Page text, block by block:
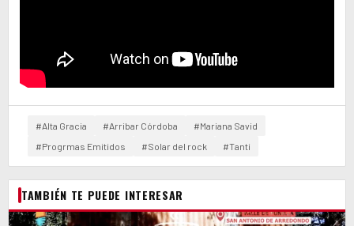
#Alta Gracia #Arribar Córdoba
#Mariana Savid
#Progrmas Emitidos
#Solar del rock #Tanti
TAMBIÉN TE PUEDE INTERESAR